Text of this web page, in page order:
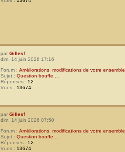
parGillesf
dim. 14 juin 2026 17:16
Forum :Améliorations, modifications de votre ensemble
Sujet :Question bouffe....
Réponses :52
Vues : 13674
parGillesf
dim. 14 juin 2026 07:50
Forum :Améliorations, modifications de votre ensemble
Sujet :Question bouffe....
Réponses :52
Vues : 13674